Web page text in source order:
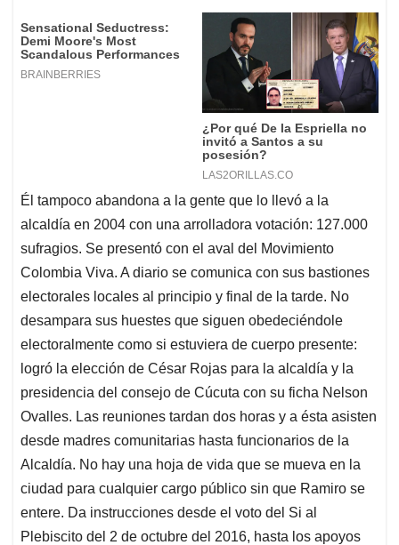
Él tampoco abandona a la gente que lo llevó a la
alcaldía en 2004 con una arrolladora votación: 127.000
sufragios. Se presentó con el aval del Movimiento
Colombia Viva. A diario se comunica con sus bastiones
electorales locales al principio y final de la tarde. No
desampara sus huestes que siguen obedeciéndole
electoralmente como si estuviera de cuerpo presente:
logró la elección de César Rojas para la alcaldía y la
presidencia del consejo de Cúcuta con su ficha Nelson
Ovalles. Las reuniones tardan dos horas y a ésta asisten
desde madres comunitarias hasta funcionarios de la
Alcaldía. No hay una hoja de vida que se mueva en la
ciudad para cualquier cargo público sin que Ramiro se
entere. Da instrucciones desde el voto del Si al
Plebiscito del 2 de octubre del 2016, hasta los apoyos